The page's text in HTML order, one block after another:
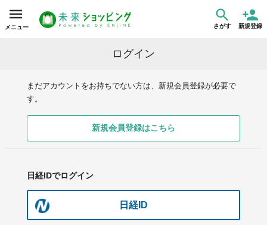
メニュー さがす 新規登録
ログイン
まだアカウントをお持ちでない方は、新規会員登録が必要で
す。
新規会員登録はこちら
日経IDでログイン
日経ID